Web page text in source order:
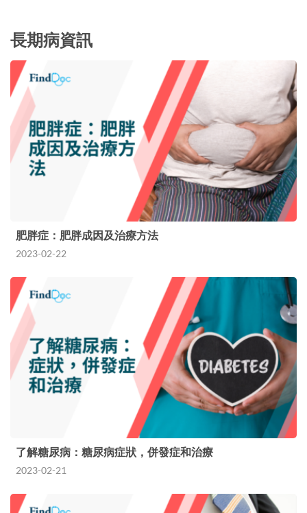
長期病資訊
肥胖症：肥胖成因及治療方法
2023-02-22
了解糖尿病：糖尿病症狀，併發症和治療
2023-02-21